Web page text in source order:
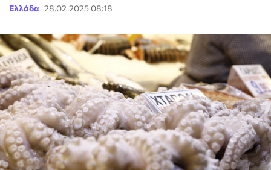
Ελλάδα 28.02.2025 08:18